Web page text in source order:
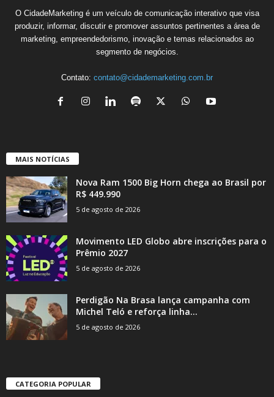
O CidadeMarketing é um veículo de comunicação interativo que visa
produzir, informar, discutir e promover assuntos pertinentes a área de
marketing, empreendedorismo, inovação e temas relacionados ao
segmento de negócios.
Contato: contato@cidademarketing.com.br
MAIS NOTÍCIAS
Nova Ram 1500 Big Horn chega ao Brasil por
R$ 449.990
5 de agosto de 2026
Movimento LED Globo abre inscrições para o
Prêmio 2027
5 de agosto de 2026
Perdigão Na Brasa lança campanha com
Michel Teló e reforça linha...
5 de agosto de 2026
CATEGORIA POPULAR